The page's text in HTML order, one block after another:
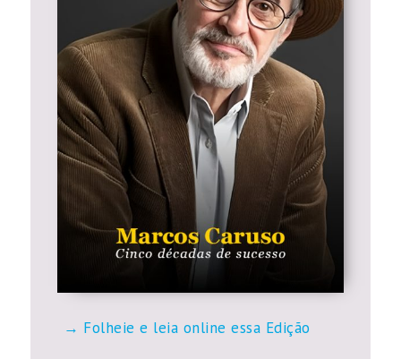
Folheie e leia online essa Edição